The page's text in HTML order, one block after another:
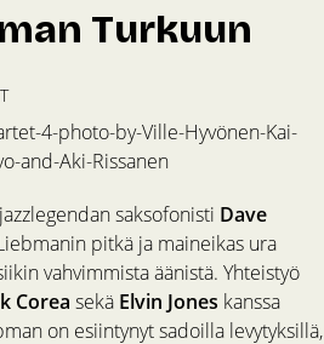
Turkuun
saksofonisti Dave
pitkä ja maineikas ura
vahvimmista äänistä. Yhteistyö
Corea sekä Elvin Jones kanssa
on esiintynyt sadoilla levytyksillä,